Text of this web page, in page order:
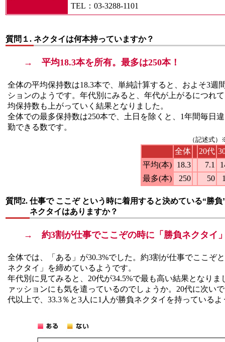
TEL：03-3288-1101
質問１. ネクタイは何本持っていますか？
→ 平均18.3本を所有。最多は250本！
全体の平均保持数は18.3本で、単純計算すると、およそ3週
ションのようです。年代別にみると、年代が上がるにつれ
均保持数も上がっていく結果となりました。
全体での最多保持数は250本で、土日を除くと、1年間毎日
勤できる数です。
（記述式
全体 20代
平均(本)
18.3 7.1
最多(本)
250 50
質問2. 仕事で ここぞ という時に着用すると決めている“勝
ネクタイはありますか？
→ 約3割が仕事でここぞの時に「勝負ネクタイ」
全体では、「ある」が30.3%でした。約3割が仕事でここぞ
ネクタイ」を締めているようです。
年代別に見てみると、20代が34.5%で最も高い結果となりま
ァッションにも気を遣っているのでしょうか。20代に次い
代以上で、33.3％と3人に1人が勝負ネクタイを持っているよ